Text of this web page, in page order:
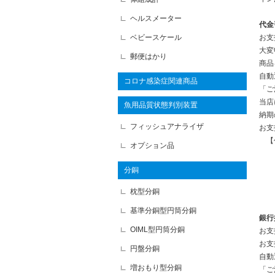
代
お
大
商
自
「
当
納
お
【
銀
お
お
自
「
ヘルスメーター
ベビースケール
郵便はかり
コロナ感染症関連商品
魚用品質状態判別装置
フィッシュアナライザ
オプション品
分銅
枕型分銅
基準分銅型円筒分銅
OIML型円筒分銅
円盤分銅
増おもり型分銅